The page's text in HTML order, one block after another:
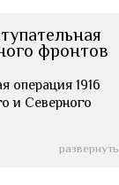
фронтов
операция 1916
и Северного
развернуть